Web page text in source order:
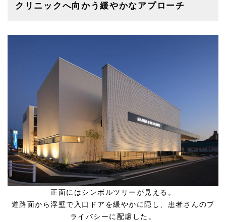
クリニックへ向かう緩やかなアプローチ
正面にはシンボルツリーが見える。
道路面から浮壁で入口ドアを緩やかに隠し、患者さんのプ
ライバシーに配慮した。